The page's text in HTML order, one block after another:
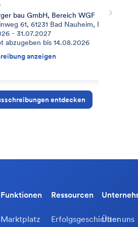
bau GmbH, Bereich WGF
61, 61231 Bad Nauheim, Deutschland
- 31.07.2027
abzugeben bis 14.08.2026
anzeigen
entdecken
Funktionen
Marktplatz
Ressourcen
Erfolgsgeschichten
Über uns